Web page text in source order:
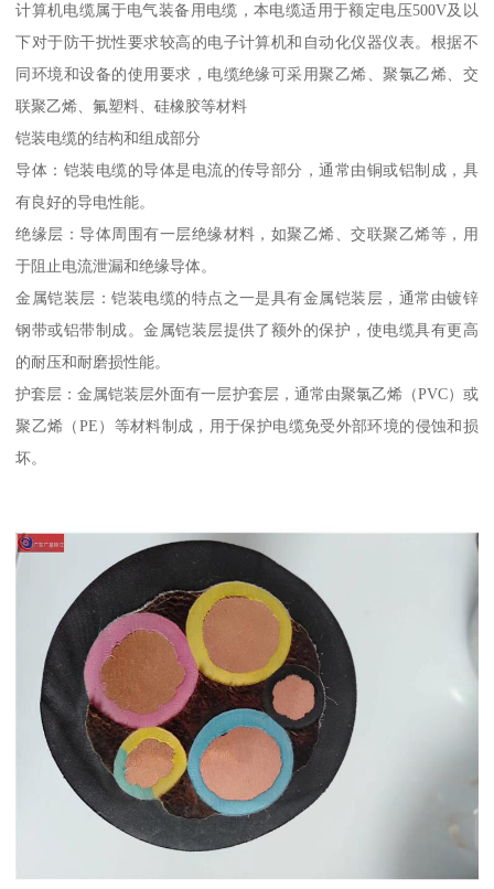
计算机电缆属于电气装备用电缆，本电缆适用于额定电压500V及以
下对于防干扰性要求较高的电子计算机和自动化仪器仪表。根据不
同环境和设备的使用要求，电缆绝缘可采用聚乙烯、聚氯乙烯、交
联聚乙烯、氟塑料、硅橡胶等材料
铠装电缆的结构和组成部分
导体：铠装电缆的导体是电流的传导部分，通常由铜或铝制成，具
有良好的导电性能。
绝缘层：导体周围有一层绝缘材料，如聚乙烯、交联聚乙烯等，用
于阻止电流泄漏和绝缘导体。
金属铠装层：铠装电缆的特点之一是具有金属铠装层，通常由镀锌
钢带或铝带制成。金属铠装层提供了额外的保护，使电缆具有更高
的耐压和耐磨损性能。
护套层：金属铠装层外面有一层护套层，通常由聚氯乙烯（PVC）或
聚乙烯（PE）等材料制成，用于保护电缆免受外部环境的侵蚀和损
坏。